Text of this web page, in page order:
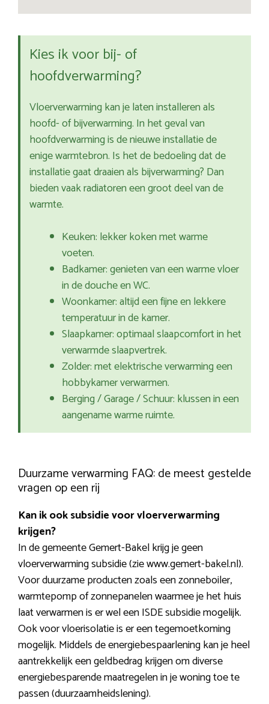
Kies ik voor bij- of
hoofdverwarming?
Vloerverwarming kan je laten installeren als
hoofd- of bijverwarming. In het geval van
hoofdverwarming is de nieuwe installatie de
enige warmtebron. Is het de bedoeling dat de
installatie gaat draaien als bijverwarming? Dan
bieden vaak radiatoren een groot deel van de
warmte.
Keuken: lekker koken met warme
voeten.
Badkamer: genieten van een warme vloer
in de douche en WC.
Woonkamer: altijd een fijne en lekkere
temperatuur in de kamer.
Slaapkamer: optimaal slaapcomfort in het
verwarmde slaapvertrek.
Zolder: met elektrische verwarming een
hobbykamer verwarmen.
Berging / Garage / Schuur: klussen in een
aangename warme ruimte.
Duurzame verwarming FAQ: de meest gestelde
vragen op een rij
Kan ik ook subsidie voor vloerverwarming
krijgen?
In de gemeente Gemert-Bakel krijg je geen
vloerverwarming subsidie (zie www.gemert-bakel.nl).
Voor duurzame producten zoals een zonneboiler,
warmtepomp of zonnepanelen waarmee je het huis
laat verwarmen is er wel een ISDE subsidie mogelijk.
Ook voor vloerisolatie is er een tegemoetkoming
mogelijk. Middels de energiebespaarlening kan je heel
aantrekkelijk een geldbedrag krijgen om diverse
energiebesparende maatregelen in je woning toe te
passen (duurzaamheidslening).